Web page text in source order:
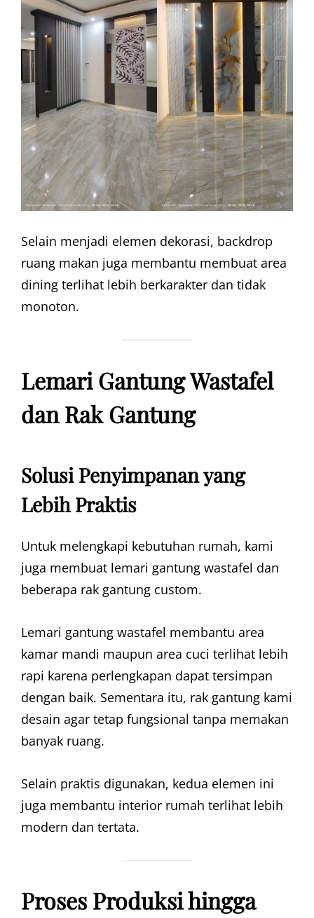
Selain menjadi elemen dekorasi, backdrop
ruang makan juga membantu membuat area
dining terlihat lebih berkarakter dan tidak
monoton.
Lemari Gantung Wastafel
dan Rak Gantung
Solusi Penyimpanan yang
Lebih Praktis
Untuk melengkapi kebutuhan rumah, kami
juga membuat lemari gantung wastafel dan
beberapa rak gantung custom.
Lemari gantung wastafel membantu area
kamar mandi maupun area cuci terlihat lebih
rapi karena perlengkapan dapat tersimpan
dengan baik. Sementara itu, rak gantung kami
desain agar tetap fungsional tanpa memakan
banyak ruang.
Selain praktis digunakan, kedua elemen ini
juga membantu interior rumah terlihat lebih
modern dan tertata.
Proses Produksi hingga